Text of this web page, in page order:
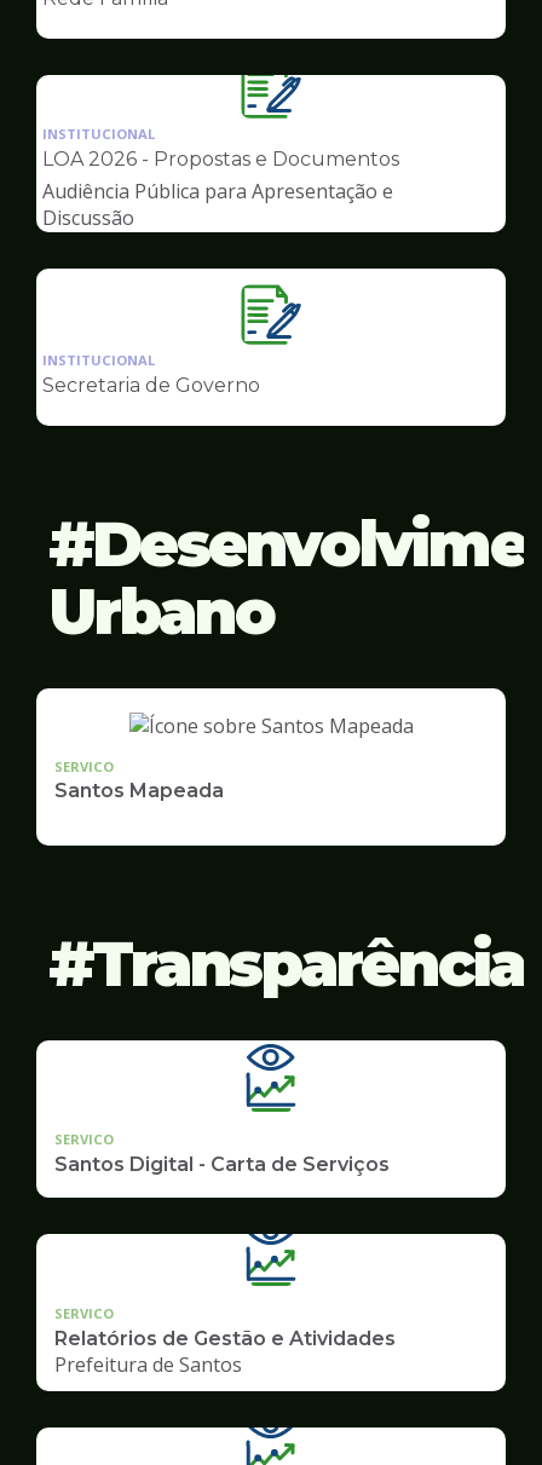
Governo
Ilustração
da
pagina
Governo
INSTITUCIONAL
LOA 2026 - Propostas e Documentos
Audiência Pública para Apresentação e
Discussão
Ilustração
da
Governo
INSTITUCIONAL
Secretaria de Governo
Urbano
SERVICO
Santos Mapeada
Transparência
SERVICO
Santos Digital - Carta de Serviços
SERVICO
Relatórios de Gestão e Atividades
Prefeitura de Santos